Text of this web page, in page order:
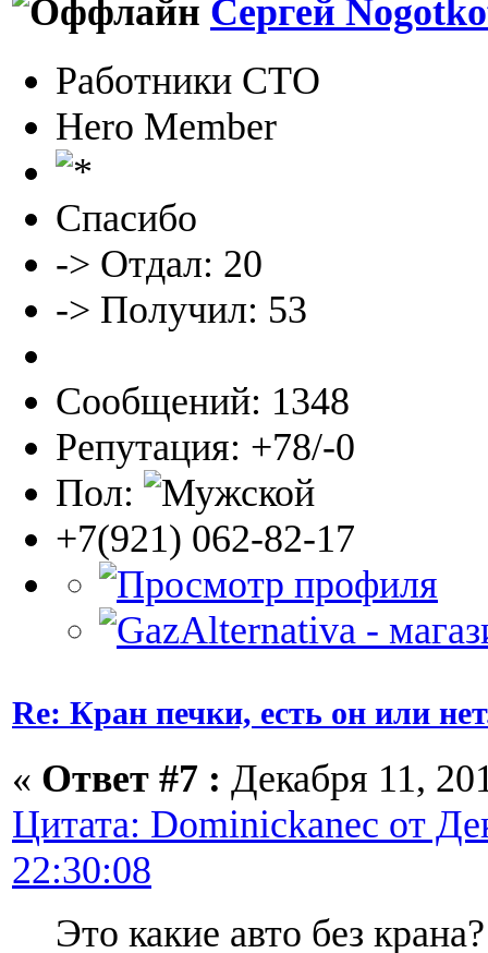
Сергей
Работники СТО
Hero Member
Спасибо
-> Отдал: 20
-> Получил: 53
Сообщений: 1348
Репутация: +78/-0
Пол:
+7(921) 062-82-17
Re: Кран печки, есть он или
« Ответ #7 : Декабря 11,
Цитата: Dominickanec от
22:30:08
Это какие авто без крана?